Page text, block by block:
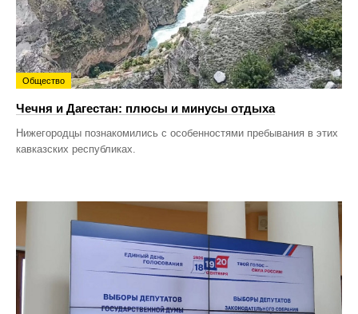
Общество
Чечня и Дагестан: плюсы и минусы отдыха
Нижегородцы познакомились с особенностями пребывания в этих
кавказских республиках.